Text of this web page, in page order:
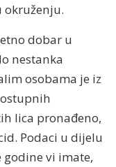
okruženju.
dobar u
nestanka
osobama je iz
lica pronađeno,
Podaci u dijelu
vi imate,